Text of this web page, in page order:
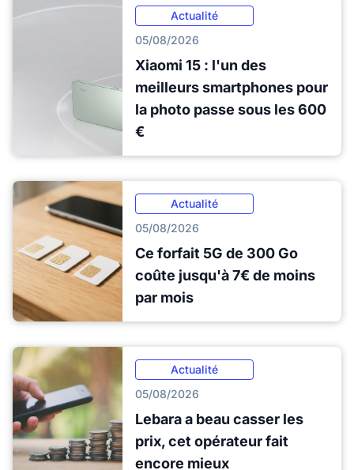
Actualité
05/08/2026
Xiaomi 15 : l'un des
meilleurs smartphones pour
la photo passe sous les 600
€
Actualité
05/08/2026
Ce forfait 5G de 300 Go
coûte jusqu'à 7€ de moins
par mois
Actualité
05/08/2026
Lebara a beau casser les
prix, cet opérateur fait
encore mieux